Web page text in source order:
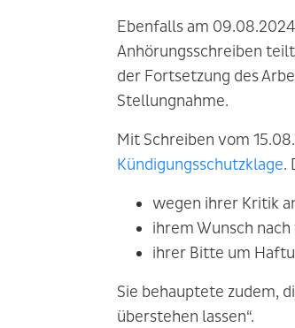
Ebenfalls am
Anhörungsschreiben
der Fortsetzung des
Stellungnahme.
Mit Schreiben vom
Kündigungsschutzklage.
wegen ihrer Kritik
ihrem Wunsch
ihrer Bitte um
Sie behauptete zudem,
überstehen lassen“.